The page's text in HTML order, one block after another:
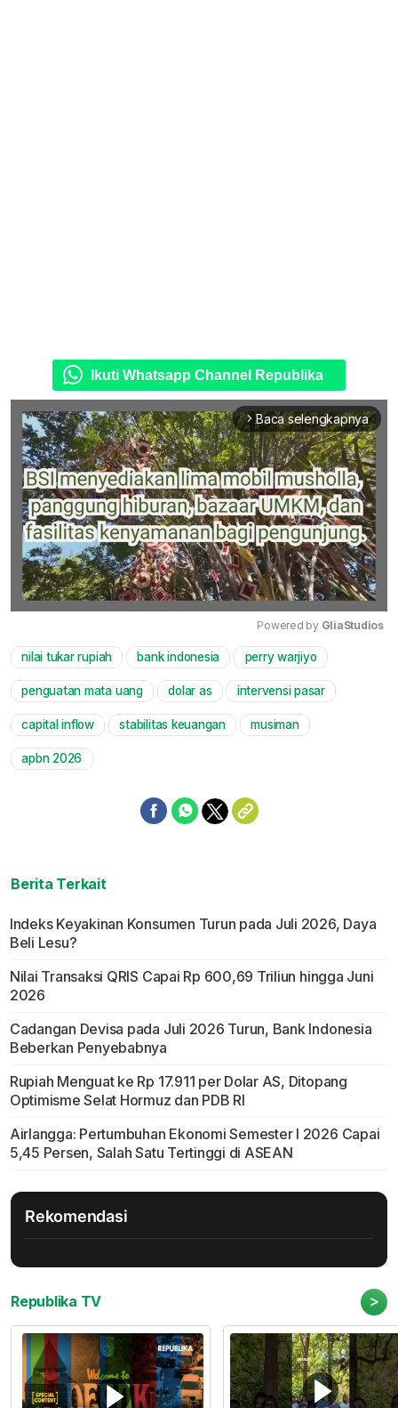
Ikuti Whatsapp Channel Republika
arrow_forward_ios Baca selengkapnya
Mute
Powered by GliaStudios
nilai tukar rupiah bank indonesia perry warjiyo
penguatan mata uang dolar as intervensi pasar
capital inflow stabilitas keuangan musiman
apbn 2026
Berita Terkait
Indeks Keyakinan Konsumen Turun pada Juli 2026, Daya
Beli Lesu?
Nilai Transaksi QRIS Capai Rp 600,69 Triliun hingga Juni
2026
Cadangan Devisa pada Juli 2026 Turun, Bank Indonesia
Beberkan Penyebabnya
Rupiah Menguat ke Rp 17.911 per Dolar AS, Ditopang
Optimisme Selat Hormuz dan PDB RI
Airlangga: Pertumbuhan Ekonomi Semester I 2026 Capai
5,45 Persen, Salah Satu Tertinggi di ASEAN
Rekomendasi
Republika TV >